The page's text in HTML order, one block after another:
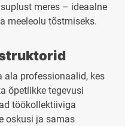
meres – ideaalne
meeleolu tõstmiseks.
professionaalid, kes
õpetlikke tegevusi
töökollektiiviga
oskusi ja samas